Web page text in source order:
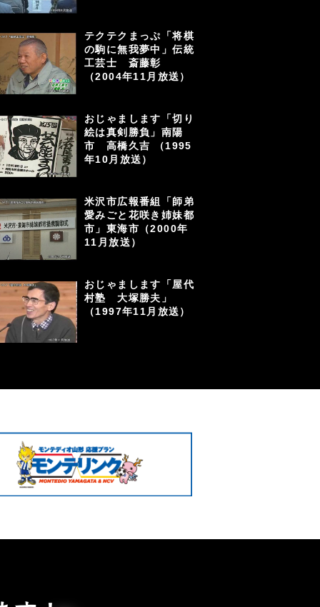
テクテクまっぷ「将棋
の駒に無我夢中」伝統
工芸士 斎藤彰
（2004年11月放送）
おじゃまします「切り
絵は真剣勝負」南陽
市 高橋久吉 （1995
年10月放送）
米沢市広報番組「師弟
愛みごと花咲き姉妹都
市」東海市（2000年
11月放送）
おじゃまします「屋代
村塾 大塚勝夫」
（1997年11月放送）